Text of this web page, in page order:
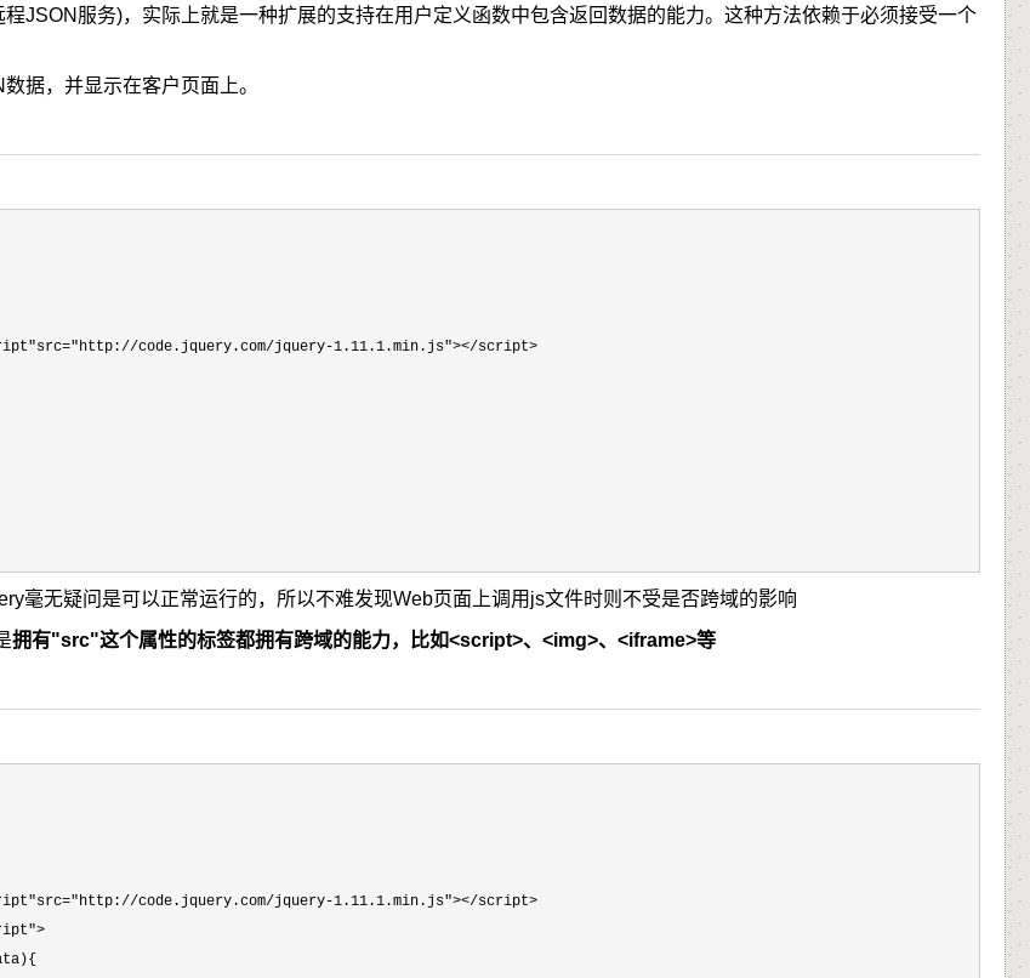
JSON服务)，实际上就是一种扩展的支持在用户定义函数中包含返回数据的能力。这种方法依赖于必须接受一个
据，并显示在客户页面上。
code.jquery.com/jquery-1.11.1.min.js"></script>
毫无疑问是可以正常运行的，所以不难发现Web页面上调用js文件时则不受是否跨域的影响
拥有"src"这个属性的标签都拥有跨域的能力，比如<script>、<img>、<iframe>等
code.jquery.com/jquery-1.11.1.min.js"></script>